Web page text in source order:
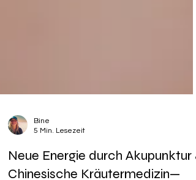
Bine
Neue Energie durch Akupunktur &